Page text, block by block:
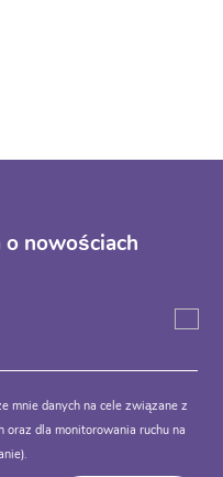
nowościach
mnie danych na cele związane z
oraz dla monitorowania ruchu na